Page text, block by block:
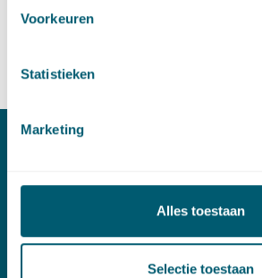
Voorkeuren
Statistieken
Marketing
Alles toestaan
Selectie toestaan
impact. De financiële bijdrage uit het